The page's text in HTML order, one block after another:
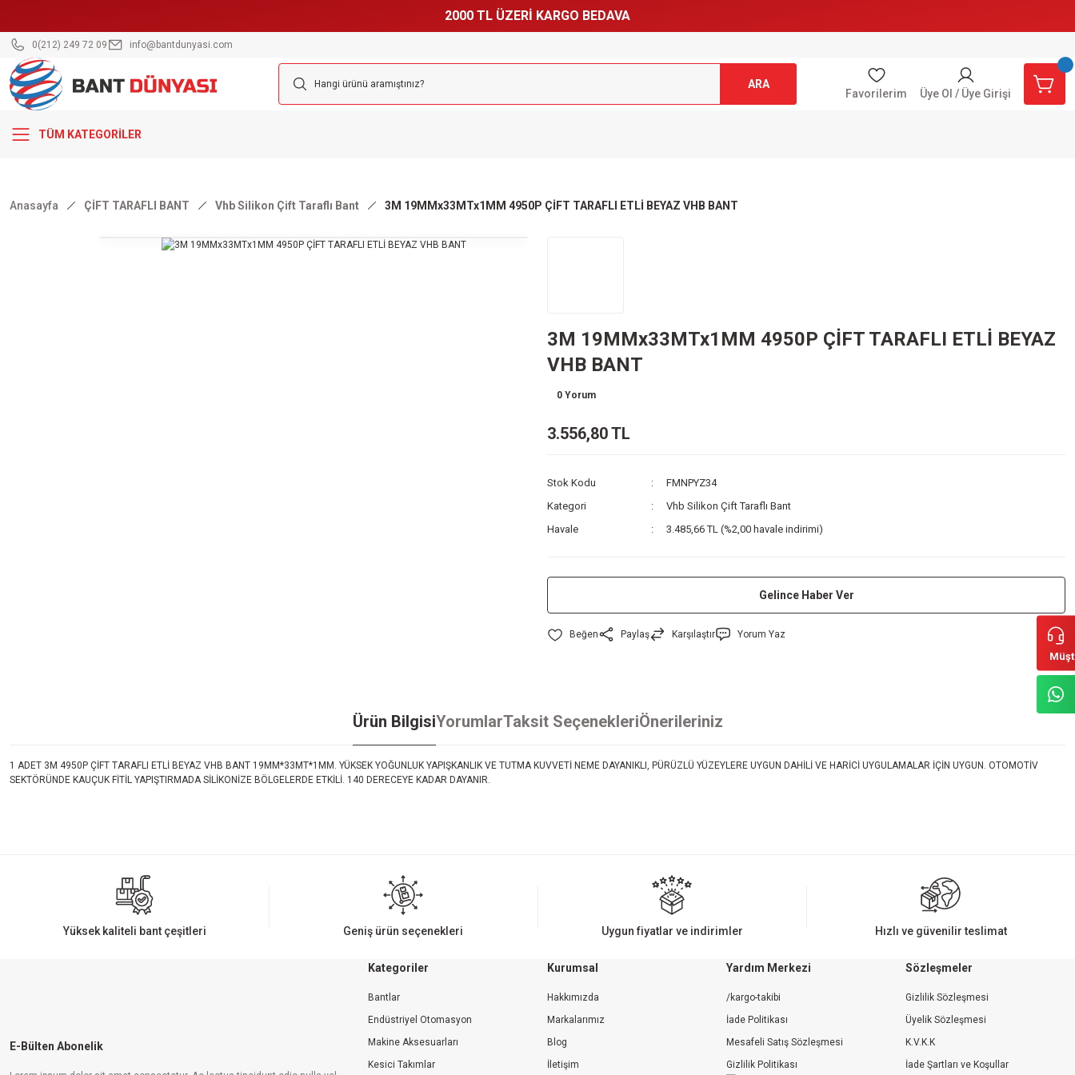
2000 TL ÜZERİ KARGO BEDAVA
0(212) 249 72 09 info@bantdunyasi.com
ARA
Favorilerim Üye Ol / Üye Girişi
TÜM KATEGORİLER
Anasayfa ÇİFT TARAFLI BANT Vhb Silikon Çift Taraflı Bant 3M 19MMx33MTx1MM 4950P ÇİFT TARAFLI ETLİ BEYAZ VHB BANT
3M 19MMx33MTx1MM 4950P ÇİFT TARAFLI ETLİ BEYAZ
VHB BANT
0 Yorum
3.556,80 TL
Stok Kodu
FMNPYZ34
Kategori
Vhb Silikon Çift Taraflı Bant
Havale
3.485,66 TL (%2,00 havale indirimi)
Gelince Haber Ver
Paylaş Karşılaştır Yorum Yaz
Ürün BilgisiYorumlarTaksit SeçenekleriÖnerileriniz
1 ADET 3M 4950P ÇİFT TARAFLI ETLİ BEYAZ VHB BANT 19MM*33MT*1MM. YÜKSEK YOĞUNLUK YAPIŞKANLIK VE TUTMA KUVVETİ NEME DAYANIKLI, PÜRÜZLÜ YÜZEYLERE UYGUN DAHİLİ VE HARİCİ UYGULAMALAR İÇİN UYGUN. OTOMOTİV
SEKTÖRÜNDE KAUÇUK FİTİL YAPIŞTIRMADA SİLİKONİZE BÖLGELERDE ETKİLİ. 140 DERECEYE KADAR DAYANIR.
Ürün resmi kalitesiz, bozuk veya görüntülenemiyor.
Ürün açıklamasında eksik bilgiler bulunuyor.
Gönder
Yüksek kaliteli bant çeşitleri Geniş ürün seçenekleri Uygun fiyatlar ve indirimler Hızlı ve güvenilir teslimat
E-Bülten Abonelik
Kategoriler
Bantlar
Endüstriyel Otomasyon
Makine Aksesuarları
Kesici Takımlar
Kurumsal
Hakkımızda
Markalarımız
Blog
İletişim
Yardım Merkezi
/kargo-takibi
İade Politikası
Mesafeli Satış Sözleşmesi
Gizlilik Politikası
Sözleşmeler
Gizlilik Sözleşmesi
Üyelik Sözleşmesi
K.V.K.K
İade Şartları ve Koşullar